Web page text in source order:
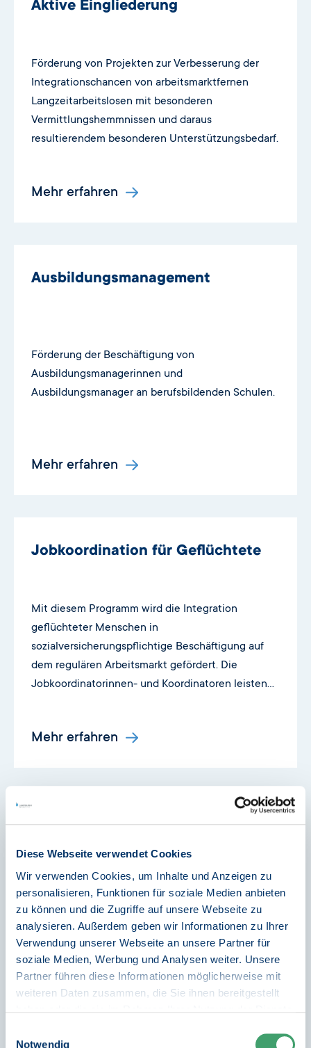
Diese Webseite verwendet Cookies
Wir verwenden Cookies, um Inhalte und Anzeigen zu
personalisieren, Funktionen für soziale Medien anbieten
zu können und die Zugriffe auf unsere Webseite zu
analysieren. Außerdem geben wir Informationen zu Ihrer
Verwendung unserer Webseite an unsere Partner für
soziale Medien, Werbung und Analysen weiter. Unsere
Partner führen diese Informationen möglicherweise mit
weiteren Daten zusammen, die Sie ihnen bereitgestellt
Weitere Informationen finden Sie in
Notwendig
Aktive Eingliederung
Förderung von Projekten zur Verbesserung der
Integrationschancen von arbeitsmarktfernen
Langzeitarbeitslosen mit besonderen
Vermittlungshemmnissen und daraus
resultierendem besonderen Unterstützungsbedarf.
Mehr erfahren
Ausbildungsmanagement
Förderung der Beschäftigung von
Ausbildungsmanagerinnen und
Ausbildungsmanager an berufsbildenden Schulen.
Mehr erfahren
Jobkoordination für Geflüchtete
Mit diesem Programm wird die Integration
geflüchteter Menschen in
sozialversicherungspflichtige Beschäftigung auf
dem regulären Arbeitsmarkt gefördert. Die
Jobkoordinatorinnen- und Koordinatoren leisten
Mehr erfahren
Kompetenzagenturen
Ziel der Förderung ist es, niedrigschwellige
Unterstützungsangebote bereitzustellen, die
jungen Menschen berufliche Perspektiven
eröffnen und den Übergang in eine
Berufsausbildung erleichtern.